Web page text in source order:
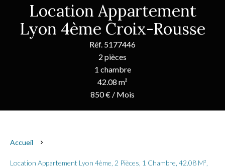
Location Appartement
Lyon 4ème Croix-Rousse
Réf. 5177446
2 pièces
1 chambre
42.08 m²
850 € / Mois
Accueil
Location Appartement Lyon 4ème, 2 Pièces, 1 Chambre, 42.08 M²,